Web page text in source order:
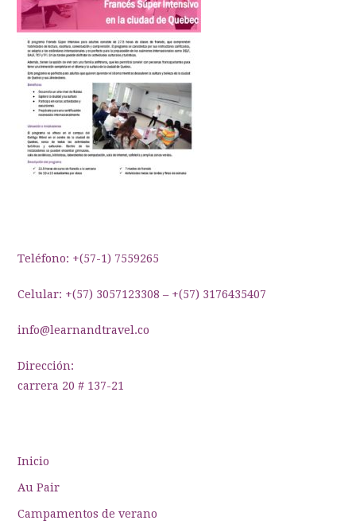
Teléfono: +(57-1) 7559265
Celular: +(57) 3057123308 – +(57) 3176435407
info@learnandtravel.co
Dirección:
carrera 20 # 137-21
Inicio
Au Pair
Campamentos de verano